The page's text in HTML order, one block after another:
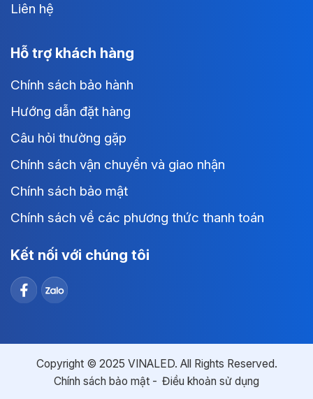
Liên hệ
Hỗ trợ khách hàng
Chính sách bảo hành
Hướng dẫn đặt hàng
Câu hỏi thường gặp
Chính sách vận chuyển và giao nhận
Chính sách bảo mật
Chính sách về các phương thức thanh toán
Kết nối với chúng tôi
Copyright © 2025 VINALED. All Rights Reserved.
Chính sách bảo mật
Điều khoản sử dụng